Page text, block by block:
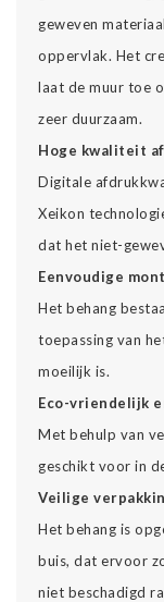
geweven
oppervlak. Het
laat de muur toe
zeer duurzaam.
Hoge kwaliteit
Digitale
Xeikon
dat het niet-
Eenvoudige
Het behang
toepassing van
moeilijk is.
Eco-vriendelijk
Met behulp van
geschikt voor in
Veilige
Het behang is
buis, dat ervoor
niet beschadigd